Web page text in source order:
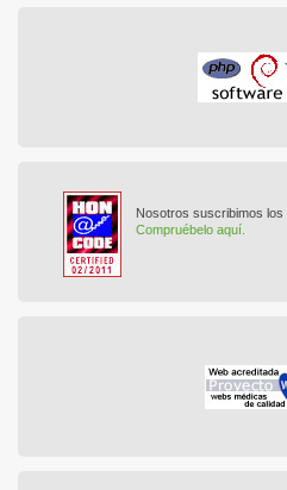
Nosotros suscribimos los
Compruébelo aquí.